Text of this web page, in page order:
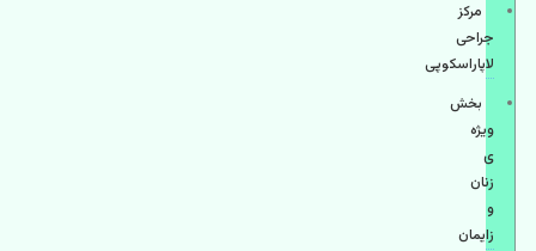
مرکز
جراحی
لاپاراسکوپی
بخش
ویژه
ی
زنان
و
زایمان